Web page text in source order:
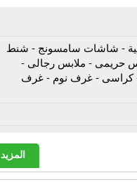
- شاشات سامسونج - شنط
حريمى - ملابس رجالى -
- كراسى - غرف نوم - غرف
المزيد